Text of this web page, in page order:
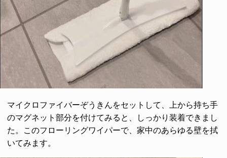
マイクロファイバーぞうきんをセットして、上から持ち手
のマグネット部分を付けてみると、しっかり装着できまし
た。このフローリングワイパーで、家中のあらゆる壁を拭
いてみます。